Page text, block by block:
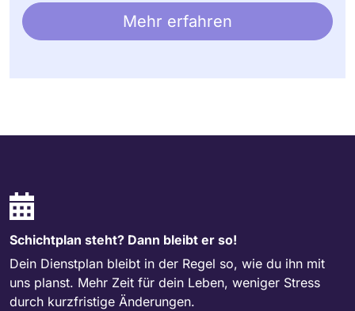
Mehr erfahren
Schichtplan steht? Dann bleibt er so!
Dein Dienstplan bleibt in der Regel so, wie du ihn mit
uns planst. Mehr Zeit für dein Leben, weniger Stress
durch kurzfristige Änderungen.